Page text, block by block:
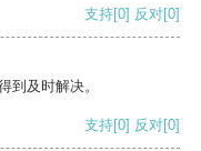
支持[0] 反对[0]
到及时解决。
支持[0] 反对[0]